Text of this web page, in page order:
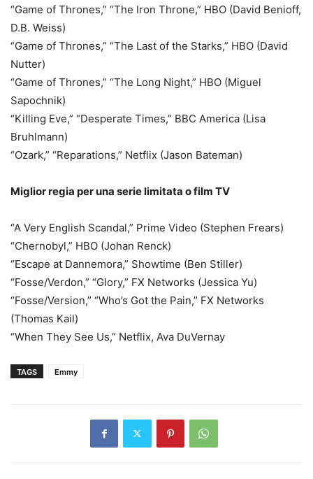
“Game of Thrones,” “The Iron Throne,” HBO (David Benioff,
D.B. Weiss)
“Game of Thrones,” “The Last of the Starks,” HBO (David
Nutter)
“Game of Thrones,” “The Long Night,” HBO (Miguel
Sapochnik)
“Killing Eve,” “Desperate Times,” BBC America (Lisa
Bruhlmann)
“Ozark,” “Reparations,” Netflix (Jason Bateman)
Miglior regia per una serie limitata o film TV
“A Very English Scandal,” Prime Video (Stephen Frears)
“Chernobyl,” HBO (Johan Renck)
“Escape at Dannemora,” Showtime (Ben Stiller)
“Fosse/Verdon,” “Glory,” FX Networks (Jessica Yu)
“Fosse/Version,” “Who’s Got the Pain,” FX Networks
(Thomas Kail)
“When They See Us,” Netflix, Ava DuVernay
TAGS Emmy